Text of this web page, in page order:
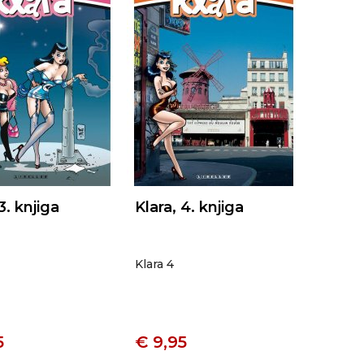
knjiga Klara, 4. knjiga
Klara 4
€ 9,95